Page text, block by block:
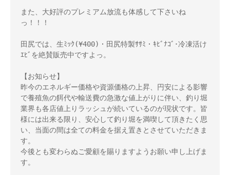
また、大好評のプレミアム放流も体感して下さいね
っ！！！
田尻では、生ﾐｯｸ(¥400)・田尻特製ｻｻﾐ・ｷﾋﾞﾅｺﾞ･冷凍活け
ｴﾋﾞを絶賛販売中ですよっ。
【お知らせ】
昨今のエネルギー価格や資源価格の上昇、円安による影響
で養殖魚の餌代や輸送費の急激な値上がりに伴い、釣り堀
業界も各店値上りラッシュが続いているのが現状です。皆
様には出来る限り、安心して釣り堀を満喫して頂きたく思
い、当面の間は全ての料金を据え置きとさせていただきま
す。
今後とも変わらぬご愛顧を賜りますようお願い申し上げま
す。